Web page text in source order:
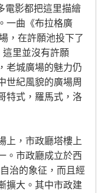
電影都把這里描繪
一曲《布拉格廣
，在許願池投下了
這里並沒有許願
老城廣場的魅力仍
世紀風貌的廣場周
特式，羅馬式，洛
上，市政廳塔樓上
。市政廳成立於西
治的象征，而且經
擴大。其中市政建